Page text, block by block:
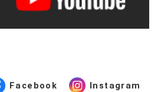
Facebook Instagram